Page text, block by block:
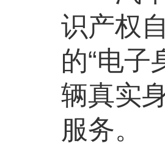
识产权
的“电子
辆真实
服务。